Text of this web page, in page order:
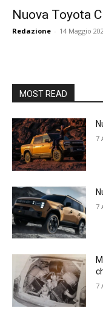
Nuova Toyota
Redazione - 14 Maggio
MOST READ
7
7
7